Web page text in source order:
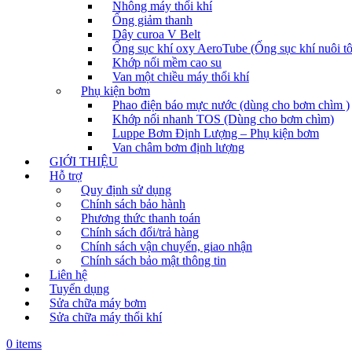
Nhông máy thổi khí
Ống giảm thanh
Dây curoa V Belt
Ống sục khí oxy AeroTube (Ống sục khí nuôi
Khớp nối mềm cao su
Van một chiều máy thổi khí
Phụ kiện bơm
Phao điện báo mực nước (dùng cho bơm chìm )
Khớp nối nhanh TOS (Dùng cho bơm chìm)
Luppe Bơm Định Lượng – Phụ kiện bơm
Van châm bơm định lượng
GIỚI THIỆU
Hỗ trợ
Quy định sử dụng
Chính sách bảo hành
Phương thức thanh toán
Chính sách đổi/trả hàng
Chính sách vận chuyển, giao nhận
Chính sách bảo mật thông tin
Liên hệ
Tuyển dụng
Sửa chữa máy bơm
Sửa chữa máy thổi khí
0 items